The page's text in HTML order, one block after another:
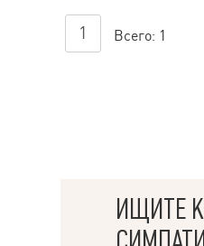
1 Всего: 1
ИЩИТЕ